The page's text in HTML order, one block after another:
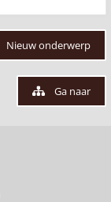
Nieuw onderwerp
Ga naar